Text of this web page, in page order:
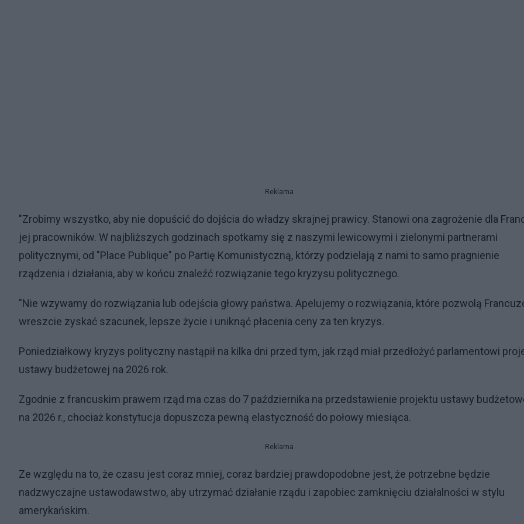
Reklama
"Zrobimy wszystko, aby nie dopuścić do dojścia do władzy skrajnej prawicy. Stanowi ona zagrożenie dla
jej pracowników. W najbliższych godzinach spotkamy się z naszymi lewicowymi i zielonymi partnerami
politycznymi, od "Place Publique" po Partię Komunistyczną, którzy podzielają z nami to samo pragnienie
rządzenia i działania, aby w końcu znaleźć rozwiązanie tego kryzysu politycznego.
"Nie wzywamy do rozwiązania lub odejścia głowy państwa. Apelujemy o rozwiązania, które pozwolą
wreszcie zyskać szacunek, lepsze życie i uniknąć płacenia ceny za ten kryzys.
Poniedziałkowy kryzys polityczny nastąpił na kilka dni przed tym, jak rząd miał przedłożyć parlamentowi
ustawy budżetowej na 2026 rok.
Zgodnie z francuskim prawem rząd ma czas do 7 października na przedstawienie projektu ustawy
na 2026 r., chociaż konstytucja dopuszcza pewną elastyczność do połowy miesiąca.
Reklama
Ze względu na to, że czasu jest coraz mniej, coraz bardziej prawdopodobne jest, że potrzebne będzie
nadzwyczajne ustawodawstwo, aby utrzymać działanie rządu i zapobiec zamknięciu działalności w stylu
amerykańskim.